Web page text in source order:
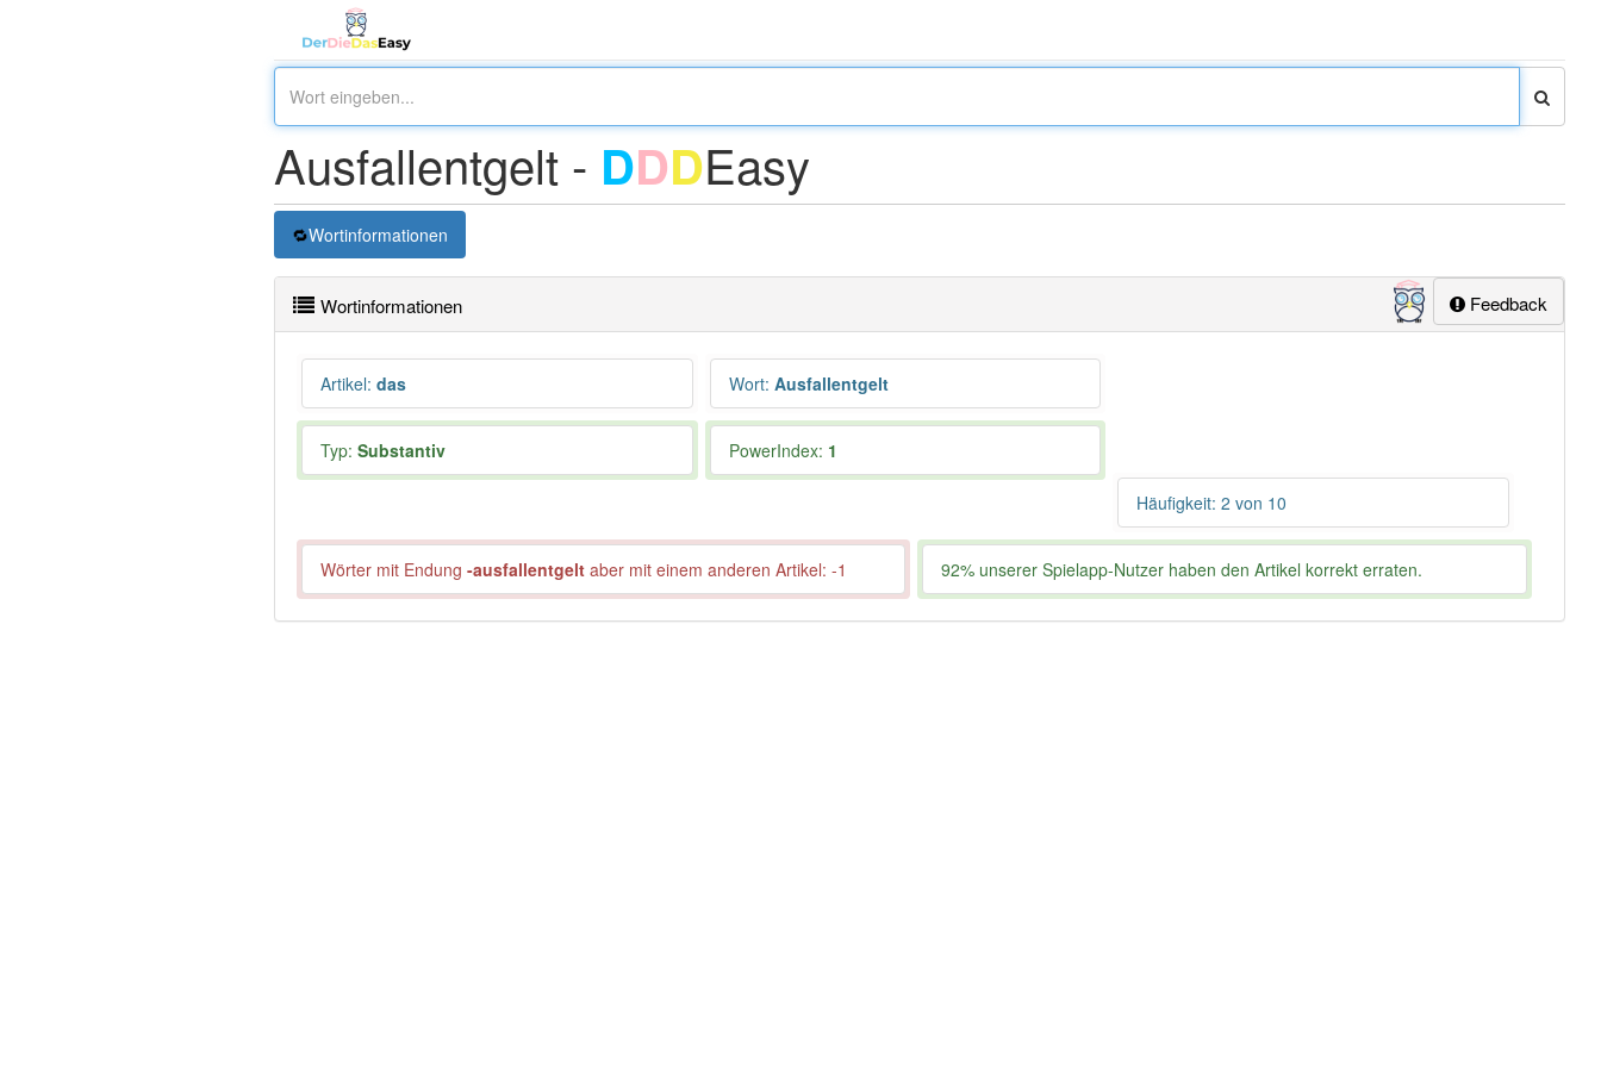
Ausfallentgelt - DDDEasy
Wortinformationen
Feedback
Wortinformationen
Artikel: das Wort: Ausfallentgelt
Typ: Substantiv PowerIndex: 1
Häufigkeit: 2 von 10
Wörter mit Endung -ausfallentgelt aber mit einem anderen Artikel: -1 92% unserer Spielapp-Nutzer haben den Artikel korrekt erraten.